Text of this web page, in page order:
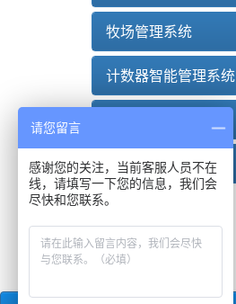
牧场管理系统
计数器智能管理系统
无线数据远传系统
请您留言
感谢您的关注，当前客服人员不在
线，请填写一下您的信息，我们会
尽快和您联系。